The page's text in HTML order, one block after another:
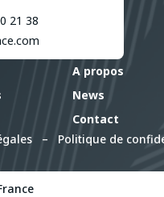
21 38
A propos
News
Contact
– Politique de